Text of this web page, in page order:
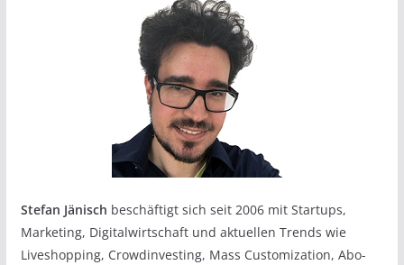
Stefan Jänisch beschäftigt sich seit 2006 mit Startups,
Marketing, Digitalwirtschaft und aktuellen Trends wie
Liveshopping, Crowdinvesting, Mass Customization, Abo-